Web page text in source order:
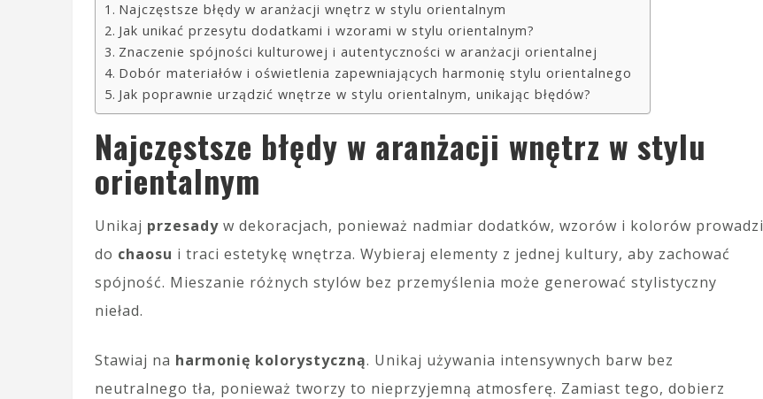
Najczęstsze błędy w aranżacji wnętrz w stylu orientalnym
Jak unikać przesytu dodatkami i wzorami w stylu orientalnym?
Znaczenie spójności kulturowej i autentyczności w aranżacji orientalnej
Dobór materiałów i oświetlenia zapewniających harmonię stylu orientalnego
Jak poprawnie urządzić wnętrze w stylu orientalnym, unikając błędów?
Najczęstsze błędy w aranżacji wnętrz w stylu
orientalnym
Unikaj przesady w dekoracjach, ponieważ nadmiar dodatków, wzorów i kolorów prowadzi
do chaosu i traci estetykę wnętrza. Wybieraj elementy z jednej kultury, aby zachować
spójność. Mieszanie różnych stylów bez przemyślenia może generować stylistyczny
nieład.
Stawiaj na harmonię kolorystyczną. Unikaj używania intensywnych barw bez
neutralnego tła, ponieważ tworzy to nieprzyjemną atmosferę. Zamiast tego, dobierz